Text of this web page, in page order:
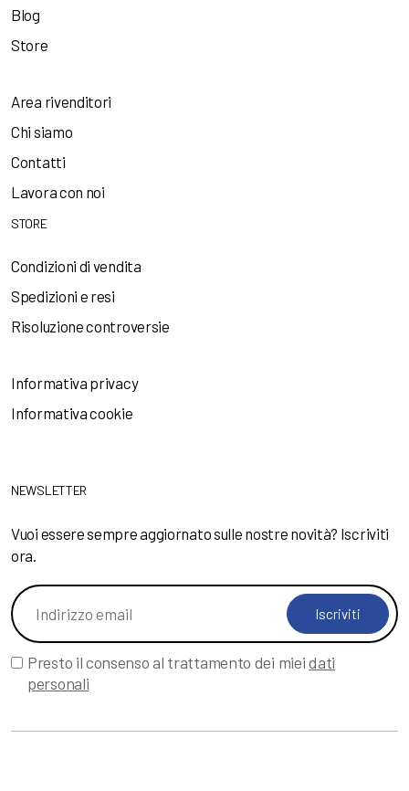
Blog
Store
Area rivenditori
Chi siamo
Contatti
Lavora con noi
STORE
Condizioni di vendita
Spedizioni e resi
Risoluzione controversie
Informativa privacy
Informativa cookie
NEWSLETTER
Vuoi essere sempre aggiornato sulle nostre novità? Iscriviti
ora.
Iscriviti
Presto il consenso al trattamento dei mieidati
personali